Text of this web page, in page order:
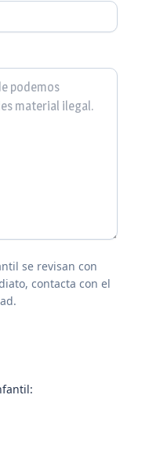
se revisan con
contacta con el